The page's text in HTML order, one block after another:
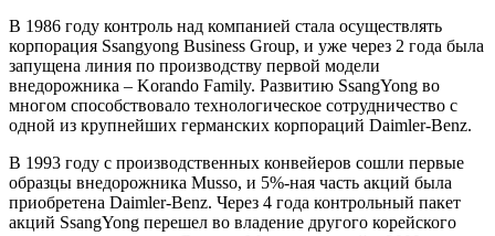
В 1986 году контроль над компанией стала осуществлять
корпорация Ssangyong Business Group, и уже через 2 года была
запущена линия по производству первой модели
внедорожника – Korando Family. Развитию SsangYong во
многом способствовало технологическое сотрудничество с
одной из крупнейших германских корпораций Daimler-Benz.
В 1993 году с производственных конвейеров сошли первые
образцы внедорожника Musso, и 5%-ная часть акций была
приобретена Daimler-Benz. Через 4 года контрольный пакет
акций SsangYong перешел во владение другого корейского